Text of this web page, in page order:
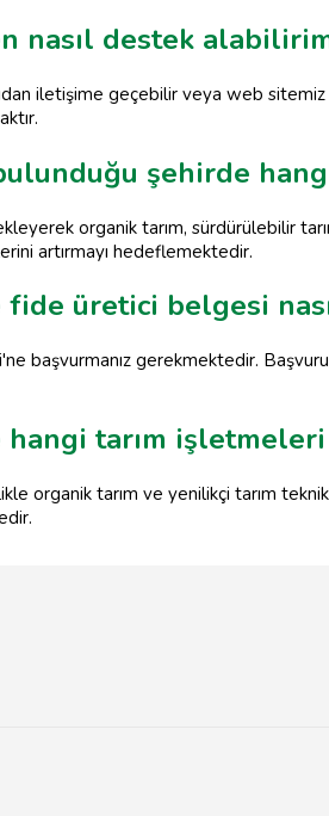
nasıl destek
iletişime geçebilir veya web sitemiz
şehirde
organik tarım, sürdürülebilir
artırmayı hedeflemektedir.
üretici belgesi
başvurmanız gerekmektedir.
tarım
organik tarım ve yenilikçi tarım